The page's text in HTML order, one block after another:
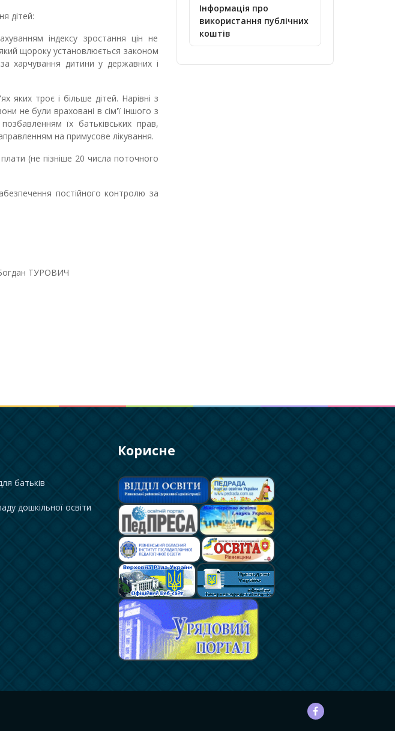
дітей:
індексу зростання цін не
щороку установлюється законом
харчування дитини у державних і
яких троє і більше дітей. Нарівні з
не були враховані в сім'ї іншого з
їх батьківських прав,
на примусове лікування.
(не пізніше 20 числа поточного
постійного контролю за
Інформація про
використання публічних
коштів
батьків
дошкільної освіти
Корисне